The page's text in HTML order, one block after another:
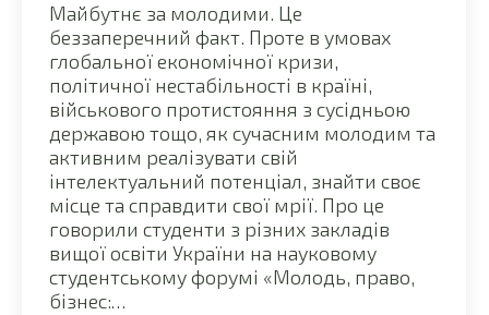
Майбутнє за молодими. Це
беззаперечний факт. Проте в умовах
глобальної економічної кризи,
політичної нестабільності в країні,
військового протистояння з сусідньою
державою тощо, як сучасним молодим та
активним реалізувати свій
інтелектуальний потенціал, знайти своє
місце та справдити свої мрії. Про це
говорили студенти з різних закладів
вищої освіти України на науковому
студентському форумі «Молодь, право,
бізнес:…